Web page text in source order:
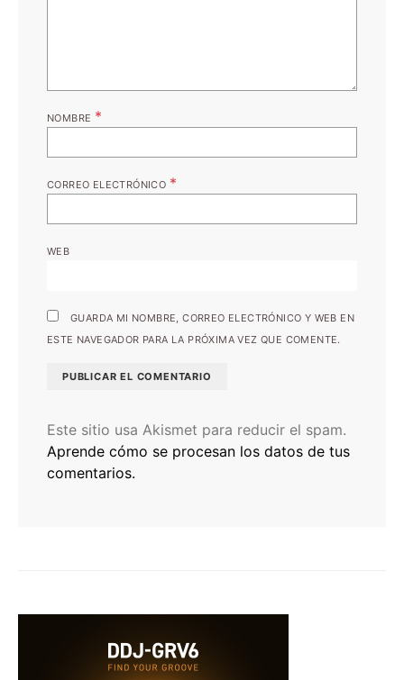
NOMBRE *
CORREO ELECTRÓNICO *
WEB
GUARDA MI NOMBRE, CORREO ELECTRÓNICO Y WEB EN
ESTE NAVEGADOR PARA LA PRÓXIMA VEZ QUE COMENTE.
Este sitio usa Akismet para reducir el spam.
Aprende cómo se procesan los datos de tus
comentarios.